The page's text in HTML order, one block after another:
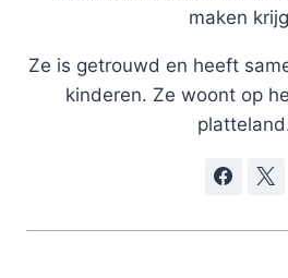
maken
Ze is getrouwd en heeft
kinderen. Ze woont op